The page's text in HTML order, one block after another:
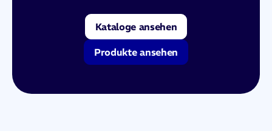
Kataloge ansehen
Produkte ansehen